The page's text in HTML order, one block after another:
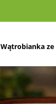
Wątrobianka ze